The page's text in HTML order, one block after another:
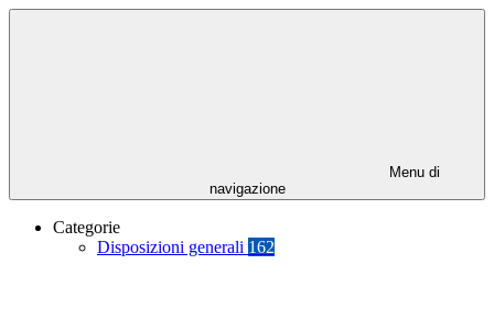
Menu di
navigazione
Categorie
Disposizioni generali 162